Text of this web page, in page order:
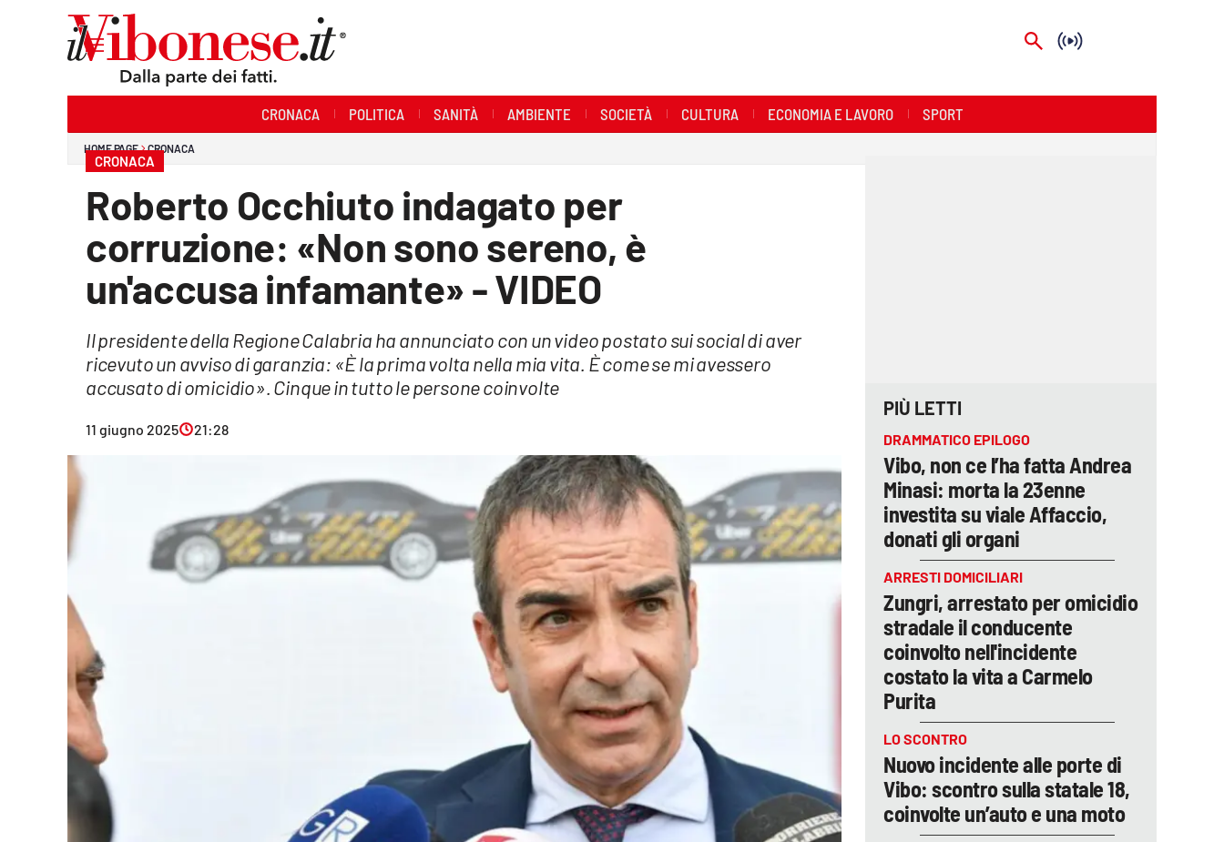
Streaming
Lac Network
CRONACA POLITICA SANITÀ AMBIENTE SOCIETÀ CULTURA ECONOMIA E LAVORO SPORT
HOME PAGE CRONACA
CRONACA
Roberto Occhiuto indagato per
corruzione: «Non sono sereno, è
un'accusa infamante» - VIDEO
Il presidente della Regione Calabria ha annunciato con un video postato sui social di aver
ricevuto un avviso di garanzia: «È la prima volta nella mia vita. È come se mi avessero
accusato di omicidio». Cinque in tutto le persone coinvolte
11 giugno 2025 21:28
PIÙ LETTI
DRAMMATICO EPILOGO
Vibo, non ce l’ha fatta Andrea
Minasi: morta la 23enne
investita su viale Affaccio,
donati gli organi
ARRESTI DOMICILIARI
Zungri, arrestato per omicidio
stradale il conducente
coinvolto nell'incidente
costato la vita a Carmelo
Purita
LO SCONTRO
Nuovo incidente alle porte di
Vibo: scontro sulla statale 18,
coinvolte un’auto e una moto